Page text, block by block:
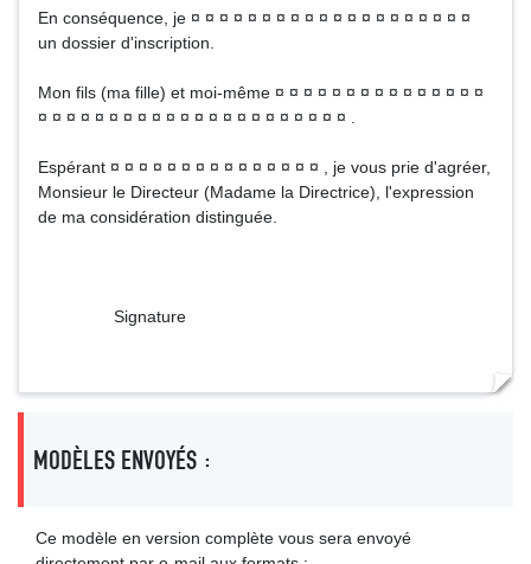
En conséquence, je ¤ ¤ ¤ ¤ ¤ ¤ ¤ ¤ ¤ ¤ ¤ ¤ ¤ ¤ ¤ ¤ ¤ ¤ ¤ ¤
un dossier d'inscription.
Mon fils (ma fille) et moi-même ¤ ¤ ¤ ¤ ¤ ¤ ¤ ¤ ¤ ¤ ¤ ¤ ¤ ¤ ¤
¤ ¤ ¤ ¤ ¤ ¤ ¤ ¤ ¤ ¤ ¤ ¤ ¤ ¤ ¤ ¤ ¤ ¤ ¤ ¤ ¤ ¤ .
Espérant ¤ ¤ ¤ ¤ ¤ ¤ ¤ ¤ ¤ ¤ ¤ ¤ ¤ ¤ ¤ , je vous prie d'agréer,
Monsieur le Directeur (Madame la Directrice), l'expression
de ma considération distinguée.
Signature
MODÈLES ENVOYÉS :
Ce modèle en version complète vous sera envoyé